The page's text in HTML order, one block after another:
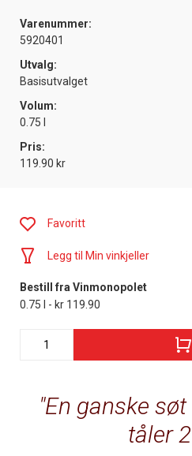
Varenummer:
5920401
Utvalg:
Basisutvalget
Volum:
0.75 l
Pris:
119.90 kr
En ganske
tåler
Favoritt
Legg til Min vinkjeller
Bestill fra Vinmonopolet
0.75 l - kr 119.90